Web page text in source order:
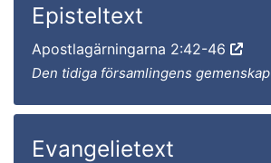
Episteltext
Apostlagärningarna 2:42-46
Den tidiga församlingens gemenskap
Evangelietext